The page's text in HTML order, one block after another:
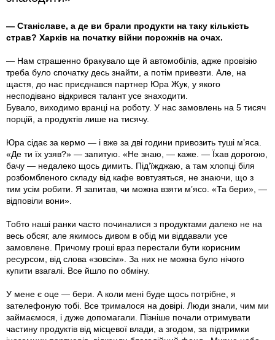
— Станіславе, а де ви брали продукти на таку кількість
страв? Харків на початку війни порожнів на очах.
— Нам страшенно бракувало ще й автомобілів, адже провізію
треба було спочатку десь знайти, а потім привезти. Але, на
щастя, до нас приєднався партнер Юра Жук, у якого
несподівано відкрився талант усе знаходити.
Бувало, виходимо вранці на роботу. У нас замовлень на 5 тисяч
порцій, а продуктів лише на тисячу.
Юра сідає за кермо — і вже за дві години привозить туші м’яса.
«Де ти їх узяв?» — запитую. «Не знаю, — каже. — Їхав дорогою,
бачу — недалеко щось димить. Під’їжджаю, а там хлопці біля
розбомбленого складу від кафе вовтузяться, не знаючи, що з
тим усім робити. Я запитав, чи можна взяти м’ясо. «Та бери», —
відповіли вони».
Тобто наші ранки часто починалися з продуктами далеко не на
весь обсяг, але якимось дивом в обід ми віддавали усе
замовлене. Причому гроші враз перестали бути корисним
ресурсом, від слова «зов­сім». За них не можна було нічого
купити взагалі. Все йшло по обміну.
У мене є оце — бери. А коли мені буде щось потрібне, я
зателефоную тобі. Все трималося на довірі. Люди знали, чим ми
займаємося, і дуже допомагали. Пізніше почали отримувати
частину продуктів від місцевої влади, а згодом, за підтримки